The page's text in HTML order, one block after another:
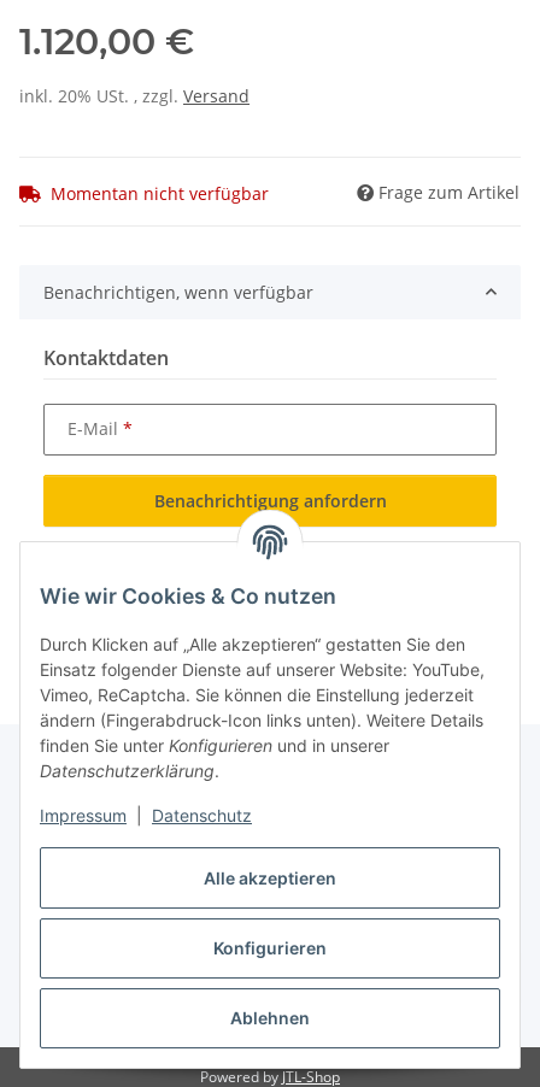
Alle akzeptieren
Konfigurieren
Ablehnen
Wie wir Cookies & Co nutzen
Durch Klicken auf „Alle akzeptieren“ gestatten Sie den
Einsatz folgender Dienste auf unserer Website: YouTube,
Vimeo, ReCaptcha. Sie können die Einstellung jederzeit
ändern (Fingerabdruck-Icon links unten). Weitere Details
finden Sie unter Konfigurieren und in unserer
Datenschutzerklärung.
Impressum Datenschutz
1.120,00 €
inkl. 20% USt. , zzgl. Versand
Momentan nicht verfügbar Frage zum Artikel
Benachrichtigen, wenn verfügbar
Kontaktdaten
E-Mail
Benachrichtigung anfordern
Informationen
Gesetzliche Informationen
Vertrag widerrufen
* Alle Preise inkl. gesetzlicher USt., zzgl.Versand
Powered byJTL-Shop